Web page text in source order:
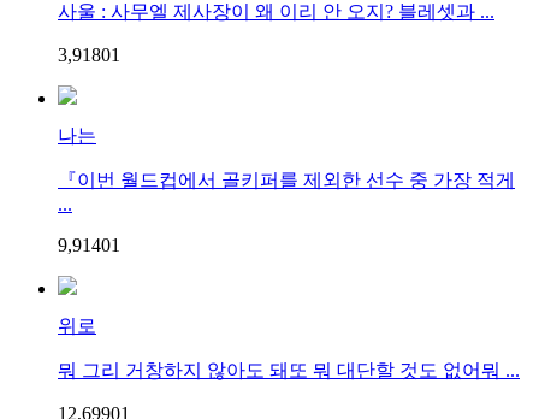
사울 : 사무엘 제사장이 왜 이리 안 오지? 블레셋과 ...
3,91801
나는
『이번 월드컵에서 골키퍼를 제외한 선수 중 가장 적게
...
9,91401
위로
뭐 그리 거창하지 않아도 돼또 뭐 대단할 것도 없어뭐 ...
12,69901